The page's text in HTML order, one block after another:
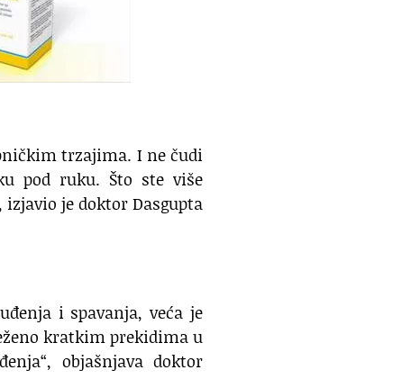
trzajima. I ne čudi
pod ruku. Što ste više
je doktor Dasgupta
i spavanja, veća je
kratkim prekidima u
objašnjava doktor